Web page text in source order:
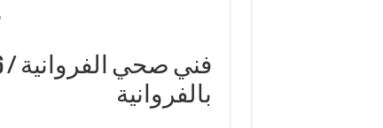
بالفروانية